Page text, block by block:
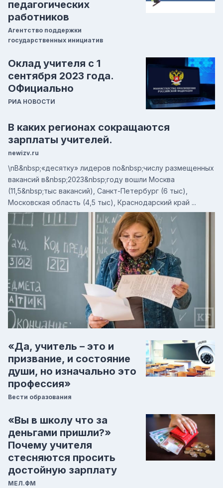
педагогических
работников
Агентство поддержки
государственных инициатив
Оклад учителя с 1
сентября 2023 года.
ОФициально
РИА НОВОСТИ
В каких регионах сокращаются
зарплаты учителей.
newizv.ru
\nВ&nbsp;«десятку» лидеров по&nbsp;числу размещенных
вакансий в&nbsp;2023&nbsp;году вошли Москва
(11,5&nbsp;тыс вакансий), Санкт-Петербург (6 тыс),
Московская область (4,5 тыс), Краснодарский край ...
«Да, учитель – это и
призвание, и состояние
души, но изначально это
профессия»
Вести образования
«Вы в школу что за
деньгами пришли?»
Почему учителя
стесняются просить
достойную зарплату
МЕЛ.ФМ